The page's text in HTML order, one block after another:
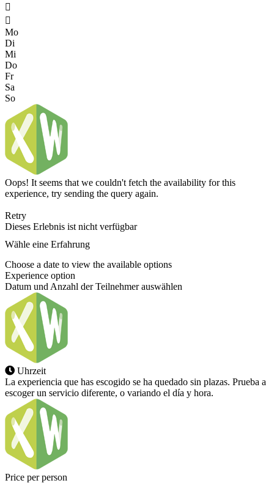


Mo
Di
Mi
Do
Fr
Sa
So
Oops! It seems that we couldn't fetch the availability for this
experience, try sending the query again.
Retry
Dieses Erlebnis ist nicht verfügbar
Wähle eine Erfahrung
Choose a date to view the available options
Experience option
Datum und Anzahl der Teilnehmer auswählen
Uhrzeit
La experiencia que has escogido se ha quedado sin plazas. Prueba a
escoger un servicio diferente, o variando el día y hora.
Price per person